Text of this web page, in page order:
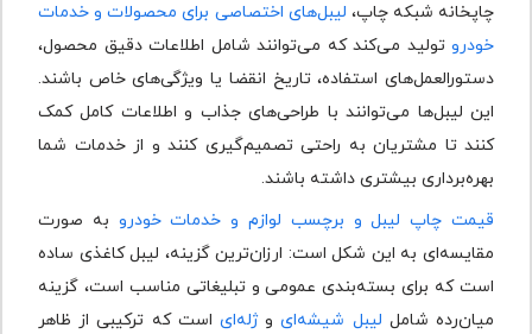
چاپخانه شبکه چاپ، لیبل‌های اختصاصی برای محصولات و خدمات
خودرو تولید می‌کند که می‌توانند شامل اطلاعات دقیق محصول،
دستورالعمل‌های استفاده، تاریخ انقضا یا ویژگی‌های خاص باشند.
این لیبل‌ها می‌توانند با طراحی‌های جذاب و اطلاعات کامل کمک
کنند تا مشتریان به راحتی تصمیم‌گیری کنند و از خدمات شما
بهره‌برداری بیشتری داشته باشند.
قیمت چاپ لیبل و برچسب لوازم و خدمات خودرو به صورت
مقایسه‌ای به این شکل است: ارزان‌ترین گزینه، لیبل کاغذی ساده
است که برای بسته‌بندی عمومی و تبلیغاتی مناسب است، گزینه
میان‌رده شامل لیبل شیشه‌ایوژله‌ای است که ترکیبی از ظاهر